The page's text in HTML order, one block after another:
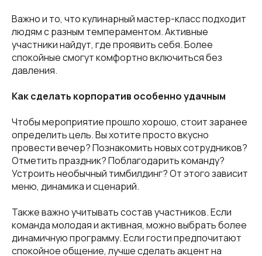
Важно и то, что кулинарный мастер-класс подходит
людям с разным темпераментом. Активные
участники найдут, где проявить себя. Более
спокойные смогут комфортно включиться без
давления.
Как сделать корпоратив особенно удачным
Чтобы мероприятие прошло хорошо, стоит заранее
определить цель. Вы хотите просто вкусно
провести вечер? Познакомить новых сотрудников?
Отметить праздник? Поблагодарить команду?
Устроить необычный тимбилдинг? От этого зависит
меню, динамика и сценарий.
Также важно учитывать состав участников. Если
команда молодая и активная, можно выбрать более
динамичную программу. Если гости предпочитают
спокойное общение, лучше сделать акцент на